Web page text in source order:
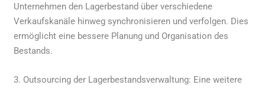
Unternehmen den Lagerbestand über verschiedene
Verkaufskanäle hinweg synchronisieren und verfolgen. Dies
ermöglicht eine bessere Planung und Organisation des
Bestands.
3. Outsourcing der Lagerbestandsverwaltung: Eine weitere